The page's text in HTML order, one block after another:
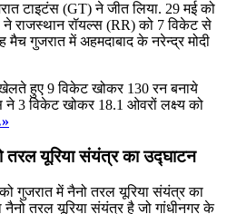
टाइटंस (GT) ने जीत लिया. 29 मई को
राजस्थान रॉयल्स (RR) को 7 विकेट से
मैच गुजरात में अहमदाबाद के नरेन्द्र मोदी
हुए 9 विकेट खोकर 130 रन बनाये
3 विकेट खोकर 18.1 ओवरों लक्ष्य को
तरल यूरिया संयंत्र का उद्घाटन
को गुजरात में नैनो तरल यूरिया संयंत्र का
नैनो तरल यूरिया संयंत्र है जो गांधीनगर के